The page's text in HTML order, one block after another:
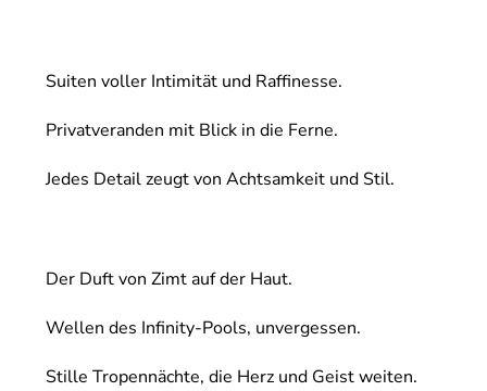
Suiten voller Intimität und Raffinesse.
Privatveranden mit Blick in die Ferne.
Jedes Detail zeugt von Achtsamkeit und Stil.
Der Duft von Zimt auf der Haut.
Wellen des Infinity-Pools, unvergessen.
Stille Tropennächte, die Herz und Geist weiten.